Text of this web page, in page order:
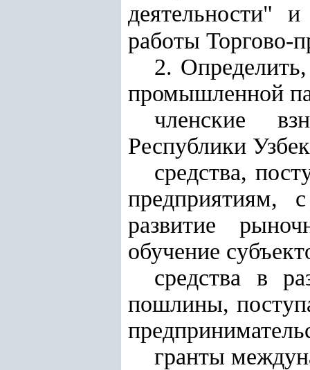
деятельности"
работы Торгово-
2.
промышленной
членские
Республики
средства,
предприятиям,
развитие
обучение
средства в
пошлины,
гранты